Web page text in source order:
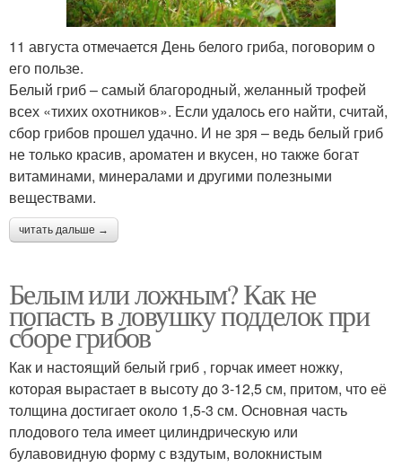
11 августа отмечается День белого гриба, поговорим о
его пользе.
Белый гриб – самый благородный, желанный трофей
всех «тихих охотников». Если удалось его найти, считай,
сбор грибов прошел удачно. И не зря – ведь белый гриб
не только красив, ароматен и вкусен, но также богат
витаминами, минералами и другими полезными
веществами.
читать дальше →
Белым или ложным? Как не
попасть в ловушку подделок при
сборе грибов
Как и настоящий белый гриб , горчак имеет ножку,
которая вырастает в высоту до 3-12,5 см, притом, что её
толщина достигает около 1,5-3 см. Основная часть
плодового тела имеет цилиндрическую или
булавовидную форму с вздутым, волокнистым